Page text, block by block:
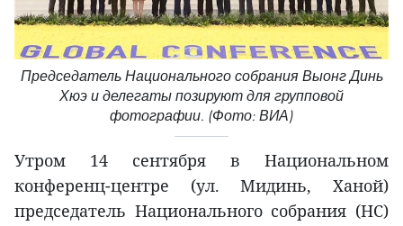
Председатель Национального собрания Выонг Динь
Хюэ и делегаты позируют для групповой
фотографии. (Фото: ВИА)
Утром 14 сентября в Национальном
конференц-центре (ул. Мидинь, Ханой)
председатель Национального собрания (НС)